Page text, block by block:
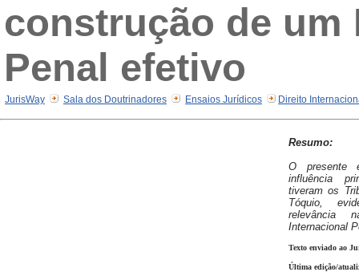
construção de
Penal efetivo
JurisWay Sala dos Doutrinadores Ensaios Jurídicos Direito
Resumo:
O presente
influência
tiveram os
Tóquio,
relevância
Internacional
Texto enviado ao
Última edição/